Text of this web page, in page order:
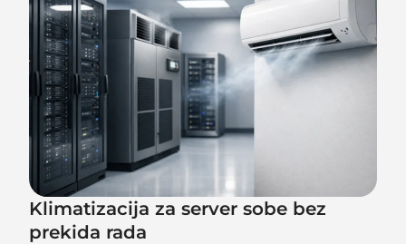
Klimatizacija za server sobe bez
prekida rada